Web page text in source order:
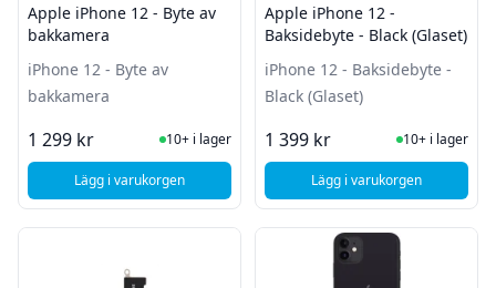
Apple iPhone 12 - Byte av
bakkamera
iPhone 12 - Byte av
bakkamera
1 299 kr I Lager
10+ i lager
Lägg i varukorgen, Apple iPhone 12 - Byte av bakkamera
Apple iPhone 12 -
Baksidebyte - Black (Glaset)
iPhone 12 - Baksidebyte -
Black (Glaset)
1 399 kr I Lager
10+ i lager
Lägg i varukorgen, Apple iPhone 12 -